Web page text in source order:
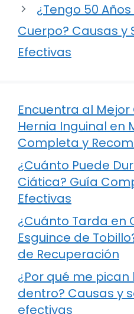
¿Tengo 50
Cuerpo? Causas y
Efectivas
Encuentra al
Hernia Inguinal en
Completa y
¿Cuánto Puede
Ciática? Guía
Efectivas
¿Cuánto Tarda en
Esguince de
de Recuperación
¿Por qué me
dentro? Causas y
efectivas